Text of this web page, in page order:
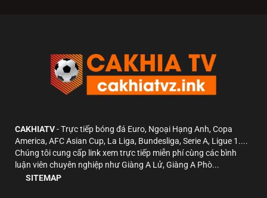
CAKHIATV- Trực tiếp bóng đá Euro, Ngoại Hạng Anh, Copa
America, AFC Asian Cup, La Liga, Bundesliga, Serie A, Ligue 1....
Chúng tôi cung cấp link xem trực tiếp miễn phí cùng các bình
luận viên chuyên nghiệp như Giàng A Lử, Giàng A Phò...
SITEMAP